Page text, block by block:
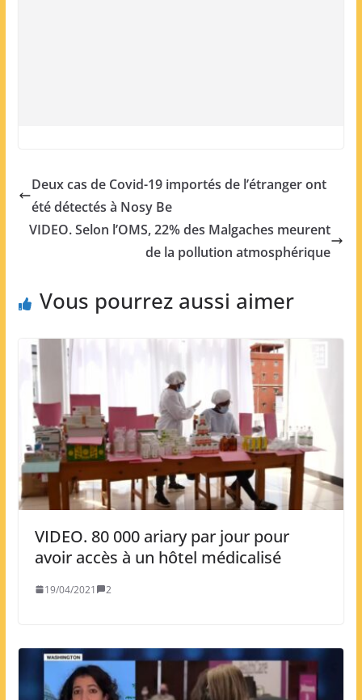
Deux cas de Covid-19 importés de l’étranger ont
été détectés à Nosy Be
VIDEO. Selon l’OMS, 22% des Malgaches meurent
de la pollution atmosphérique
Vous pourrez aussi aimer
VIDEO. 80 000 ariary par jour pour
avoir accès à un hôtel médicalisé
19/04/2021 2